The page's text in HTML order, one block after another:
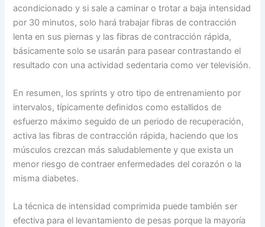
acondicionado y si sale a caminar o trotar a baja intensidad
por 30 minutos, solo hará trabajar fibras de contracción
lenta en sus piernas y las fibras de contracción rápida,
básicamente solo se usarán para pasear contrastando el
resultado con una actividad sedentaria como ver televisión.
En resumen, los sprints y otro tipo de entrenamiento por
intervalos, típicamente definidos como estallidos de
esfuerzo máximo seguido de un periodo de recuperación,
activa las fibras de contracción rápida, haciendo que los
músculos crezcan más saludablemente y que exista un
menor riesgo de contraer enfermedades del corazón o la
misma diabetes.
La técnica de intensidad comprimida puede también ser
efectiva para el levantamiento de pesas porque la mayoría